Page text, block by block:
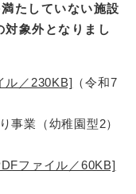
たしていない施設
象外となりまし
ル／230KB] （令和7
事業（幼稚園型2）
ファイル／60KB]